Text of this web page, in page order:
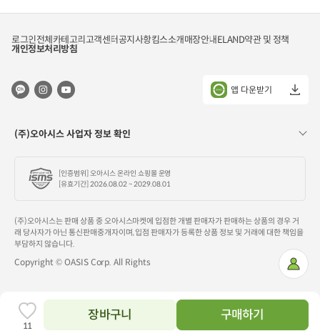
마
이
지
찜
하
11
장바구니 구매하기
로그인전체카테고리고객센터공지사항킴스소개매장안내ELAND약관 및 정책
개인정보처리방침
앱 다운받기
(주)오아시스 사업자 정보 확인
[인증범위] 오아시스 온라인 쇼핑몰 운영
[유효기간] 2026.08.02 ~ 2029.08.01
(주)오아시스는 판매 상품 중 오아시스마켓에 입점한 개별 판매자가 판매하는 상품의 경우 거
래 당사자가 아닌 통신판매중개자이며, 입점 판매자가 등록한 상품 정보 및 거래에 대한 책임을
부담하지 않습니다.
Copyright © OASIS Corp. All Rights